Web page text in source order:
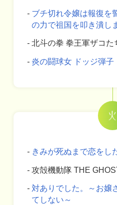
ブチ切れ令嬢は報復を
の力で祖国を叩き潰し
北斗の拳 拳王軍ザコた
炎の闘球女 ドッジ弾子
きみが死ぬまで恋をし
攻殻機動隊 THE
対ありでした。～お嬢
てしない～